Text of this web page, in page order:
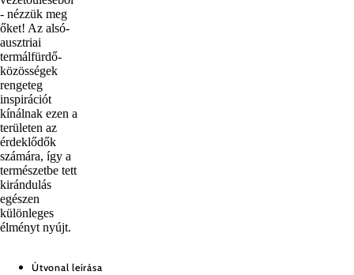
- nézzük meg
őket! Az alsó-
ausztriai
termálfürdő-
közösségek
rengeteg
inspirációt
kínálnak ezen a
területen az
érdeklődők
számára, így a
természetbe tett
kirándulás
egészen
különleges
élményt nyújt.
Útvonal leírása